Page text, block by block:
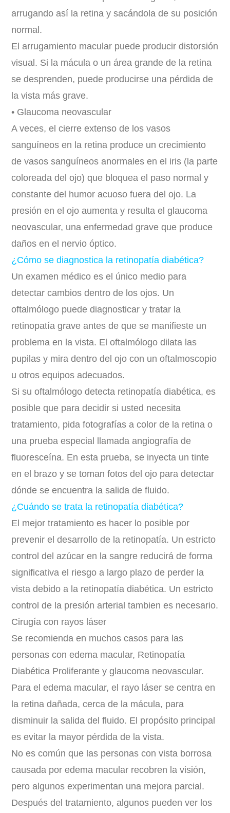
arrugando así la retina y sacándola de su posición
normal.
El arrugamiento macular puede producir distorsión
visual. Si la mácula o un área grande de la retina
se desprenden, puede producirse una pérdida de
la vista más grave.
• Glaucoma neovascular
A veces, el cierre extenso de los vasos
sanguíneos en la retina produce un crecimiento
de vasos sanguíneos anormales en el iris (la parte
coloreada del ojo) que bloquea el paso normal y
constante del humor acuoso fuera del ojo. La
presión en el ojo aumenta y resulta el glaucoma
neovascular, una enfermedad grave que produce
daños en el nervio óptico.
¿Cómo se diagnostica la retinopatía diabética?
Un examen médico es el único medio para
detectar cambios dentro de los ojos. Un
oftalmólogo puede diagnosticar y tratar la
retinopatía grave antes de que se manifieste un
problema en la vista. El oftalmólogo dilata las
pupilas y mira dentro del ojo con un oftalmoscopio
u otros equipos adecuados.
Si su oftalmólogo detecta retinopatía diabética, es
posible que para decidir si usted necesita
tratamiento, pida fotografías a color de la retina o
una prueba especial llamada angiografía de
fluoresceína. En esta prueba, se inyecta un tinte
en el brazo y se toman fotos del ojo para detectar
dónde se encuentra la salida de fluido.
¿Cuándo se trata la retinopatía diabética?
El mejor tratamiento es hacer lo posible por
prevenir el desarrollo de la retinopatía. Un estricto
control del azúcar en la sangre reducirá de forma
significativa el riesgo a largo plazo de perder la
vista debido a la retinopatía diabética. Un estricto
control de la presión arterial tambien es necesario.
Cirugía con rayos láser
Se recomienda en muchos casos para las
personas con edema macular, Retinopatía
Diabética Proliferante y glaucoma neovascular.
Para el edema macular, el rayo láser se centra en
la retina dañada, cerca de la mácula, para
disminuir la salida del fluido. El propósito principal
es evitar la mayor pérdida de la vista.
No es común que las personas con vista borrosa
causada por edema macular recobren la visión,
pero algunos experimentan una mejora parcial.
Después del tratamiento, algunos pueden ver los